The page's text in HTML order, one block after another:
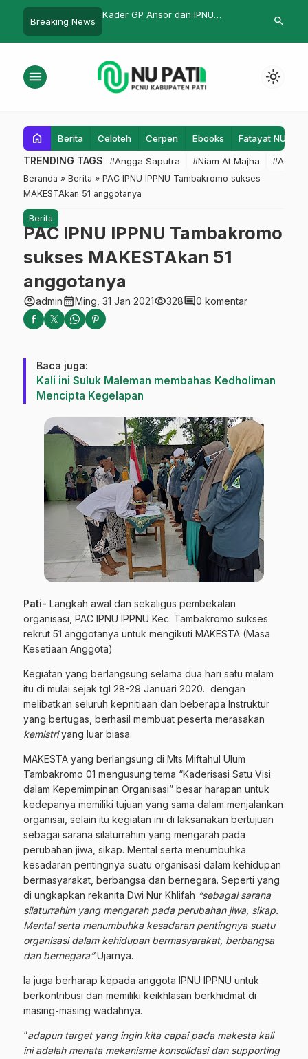
Breaking News
Dirikan Patitech
Mojo Bersholawat dalam Rangka
Kuncisearch
menu light_mode
home Berita Celoteh Cerpen Ebooks Fatayat NU
TRENDING TAGS #Angga Saputra #Niam At Majha #Admin
Beranda » Berita » PAC IPNU IPPNU Tambakromo sukses
MAKESTAkan 51 anggotanya
Berita
PAC IPNU IPPNU Tambakromo
sukses MAKESTAkan 51
anggotanya
account_circleadmincalendar_monthMing, 31 Jan 2021visibility328comment0 komentar
Baca juga:
Kali ini Suluk Maleman membahas Kedholiman
Mencipta Kegelapan
Pati- Langkah awal dan sekaligus pembekalan
organisasi, PAC IPNU IPPNU Kec. Tambakromo sukses
rekrut 51 anggotanya untuk mengikuti MAKESTA (Masa
Kesetiaan Anggota)
Kegiatan yang berlangsung selama dua hari satu malam
itu di mulai sejak tgl 28-29 Januari 2020. dengan
melibatkan seluruh kepnitiaan dan beberapa Instruktur
yang bertugas, berhasil membuat peserta merasakan
kemistriyang luar biasa.
MAKESTA yang berlangsung di Mts Miftahul Ulum
Tambakromo 01 mengusung tema “Kaderisasi Satu Visi
dalam Kepemimpinan Organisasi” besar harapan untuk
kedepanya memiliki tujuan yang sama dalam menjalankan
organisai, selain itu kegiatan ini di laksanakan bertujuan
sebagai sarana silaturrahim yang mengarah pada
perubahan jiwa, sikap. Mental serta menumbuhka
kesadaran pentingnya suatu organisasi dalam kehidupan
bermasyarakat, berbangsa dan bernegara. Seperti yang
di ungkapkan rekanita Dwi Nur Khlifah “sebagai sarana
silaturrahim yang mengarah pada perubahan jiwa, sikap.
Mental serta menumbuhka kesadaran pentingnya suatu
organisasi dalam kehidupan bermasyarakat, berbangsa
dan bernegara”Ujarnya.
Ia juga berharap kepada anggota IPNU IPPNU untuk
berkontribusi dan memiliki keikhlasan berkhidmat di
masing-masing wadahnya.
“adapun target yang ingin kita capai pada makesta kali
ini adalah menata mekanisme konsolidasi dan supporting